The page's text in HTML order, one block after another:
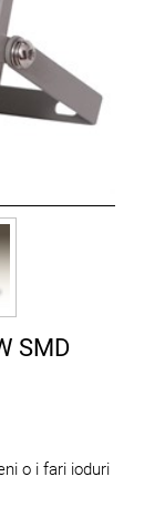
SMD
o i fari ioduri